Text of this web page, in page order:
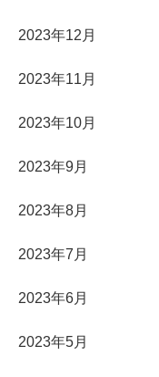
2023年12月
2023年11月
2023年10月
2023年9月
2023年8月
2023年7月
2023年6月
2023年5月